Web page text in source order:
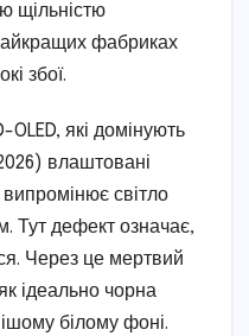
щільністю
фабриках
збої.
OLED, які домінують
влаштовані
світло
Тут дефект означає,
Через це мертвий
ідеально чорна
білому фоні.